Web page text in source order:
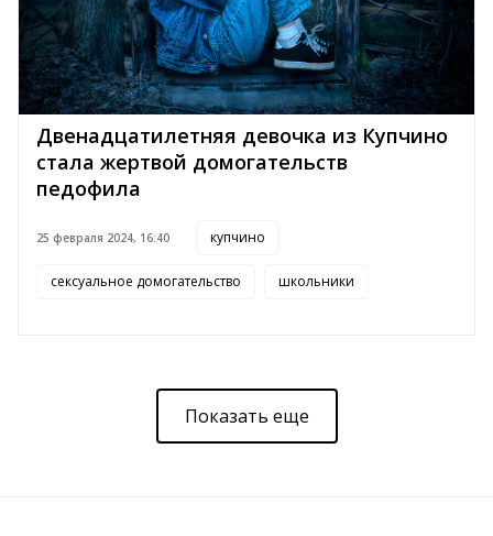
Двенадцатилетняя девочка из Купчино
стала жертвой домогательств
педофила
25 февраля 2024, 16:40 купчино
сексуальное домогательство школьники
Показать еще